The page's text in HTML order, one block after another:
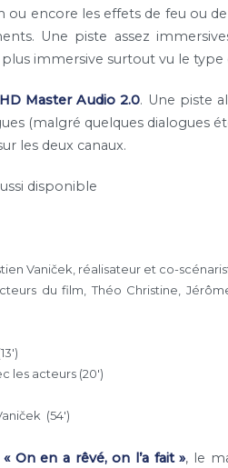
ou encore les effets de feu ou
Une piste assez
immersive surtout vu le type
Master Audio 2.0. Une piste
(malgré quelques dialogues
les deux canaux.
disponible
Vaniček, réalisateur et co-
du film, Théo Christine,
les acteurs (20′)
(54′)
« On en a rêvé, on l’a fait », le